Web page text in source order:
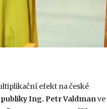
efekt na české
Ing. Petr Valdmanve